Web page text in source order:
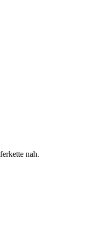
nah.